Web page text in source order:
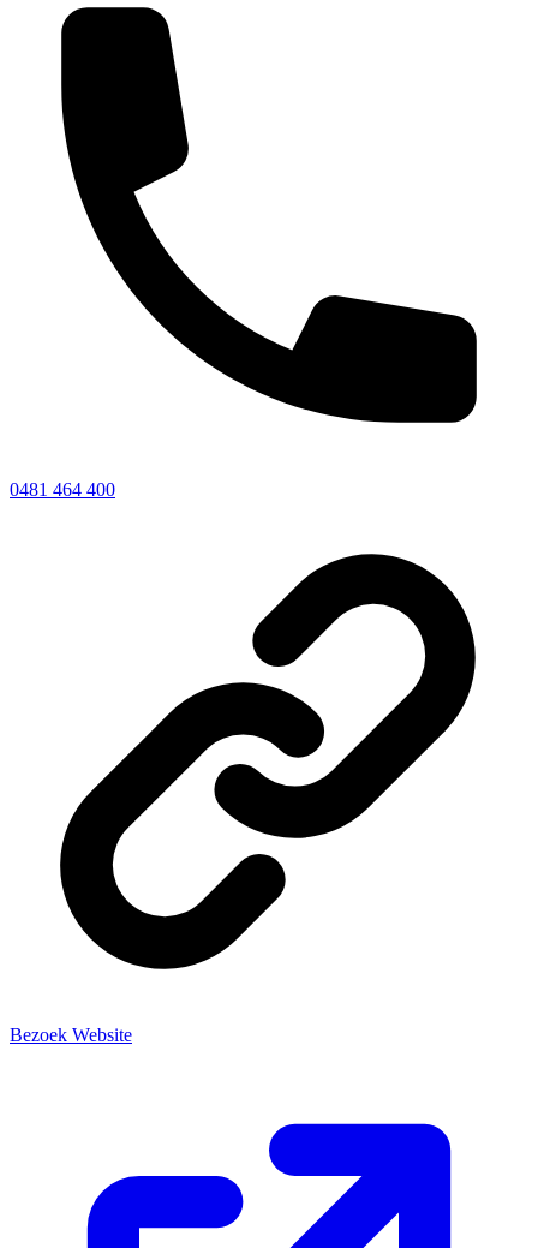
0481 464 400
Bezoek Website